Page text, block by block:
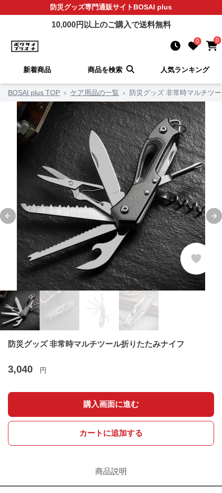
防災グッズ専門通販サイトBOSAI plus
10,000円以上のご購入で送料無料
0 0
新着商品 商品を検索 人気ランキング
BOSAI plus TOP › ケア用品の一覧 › 防災グッズ 非常時マルチツ
Previous slide
防災グッズ 非常時マルチツール折りたたみナイフ
3,040 円
購入画面に進む
カートに追加する
商品説明